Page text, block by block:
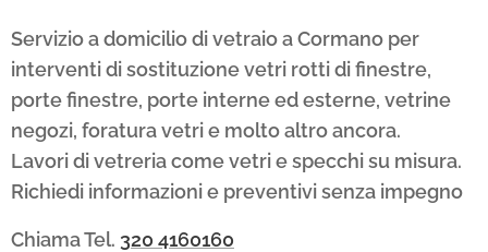
Servizio a domicilio di vetraio a Cormano per
interventi di sostituzione vetri rotti di finestre,
porte finestre, porte interne ed esterne, vetrine
negozi, foratura vetri e molto altro ancora.
Lavori di vetreria come vetri e specchi su misura.
Richiedi informazioni e preventivi senza impegno
Chiama Tel. 320 4160160